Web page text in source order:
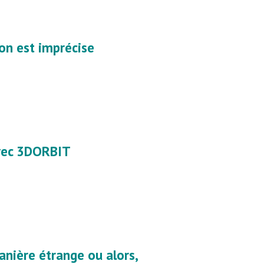
est imprécise
3DORBIT
étrange ou alors,